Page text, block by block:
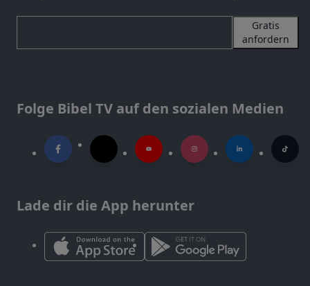
Gratis
anfordern
Folge Bibel TV auf den sozialen Medien
Lade dir die App herunter